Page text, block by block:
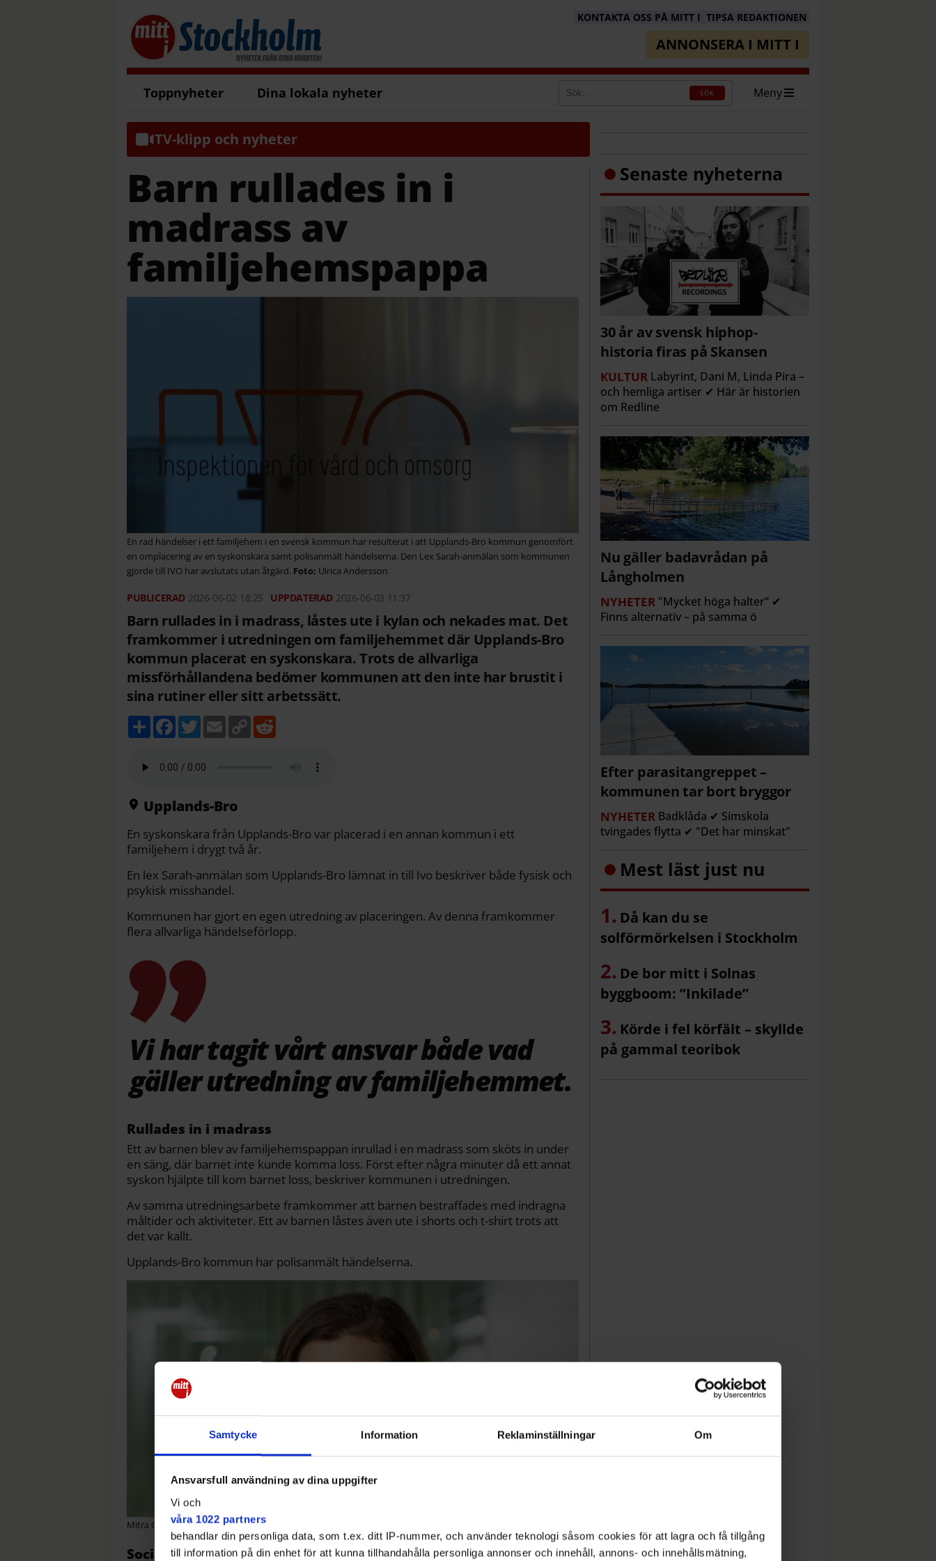
Samtycke Information Reklaminställningar Om
Ansvarsfull användning av dina uppgifter
Vi och
våra 1022 partners
behandlar din personliga data, som t.ex. ditt IP-nummer, och använder teknologi såsom cookies för att lagra och få tillgång
till information på din enhet för att kunna tillhandahålla personliga annonser och innehåll, annons- och innehållsmätning,
KONTAKTA OSS PÅ MITT I TIPSA REDAKTIONEN
ANNONSERA I MITT I
Toppnyheter Dina lokala nyheter SÖK Meny
TV-klipp och nyheter
Barn rullades in i
madrass av
familjehemspappa
En rad händelser i ett familjehem i en svensk kommun har resulterat i att Upplands-Bro kommun genomfört
en omplacering av en syskonskara samt polisanmält händelserna. Den Lex Sarah-anmälan som kommunen
gjorde till IVO har avslutats utan åtgärd.
Ulrica Andersson
2026-06-02 18:25 2026-06-03 11:37
Barn rullades in i madrass, låstes ute i kylan och nekades mat. Det
framkommer i utredningen om familjehemmet där Upplands-Bro
kommun placerat en syskonskara. Trots de allvarliga
missförhållandena bedömer kommunen att den inte har brustit i
sina rutiner eller sitt arbetssätt.
D
e
F
b
T
w
t
E
m
C
o
Upplands-Bro
En syskonskara från Upplands-Bro var placerad i en annan kommun i ett
familjehem i drygt två år.
En lex Sarah-anmälan som Upplands-Bro lämnat in till Ivo beskriver både fysisk och
psykisk misshandel.
Kommunen har gjort en egen utredning av placeringen. Av denna framkommer
flera allvarliga händelseförlopp.
Vi har tagit vårt ansvar både vad
gäller utredning av familjehemmet.
Rullades in i madrass
Ett av barnen blev av familjehemspappan inrullad i en madrass som sköts in under
en säng, där barnet inte kunde komma loss. Först efter några minuter då ett annat
syskon hjälpte till kom barnet loss, beskriver kommunen i utredningen.
Av samma utredningsarbete framkommer att barnen bestraffades med indragna
måltider och aktiviteter. Ett av barnen låstes även ute i shorts och t-shirt trots att
det var kallt.
Upplands-Bro kommun har polisanmält händelserna.
Mitra Ghannad, socialchef, Upplands-Bro kommun
Socialchefen: "Vi har inte brustit"
Senaste nyheterna
30 år av svensk hiphop-
historia firas på Skansen
KULTUR Labyrint, Dani M, Linda Pira –
och hemliga artiser ✔ Här är historien
om Redline
Nu gäller badavrådan på
Långholmen
NYHETER "Mycket höga halter” ✔
Finns alternativ – på samma ö
Efter parasitangreppet –
kommunen tar bort bryggor
NYHETER Badklåda ✔ Simskola
tvingades flytta ✔ "Det har minskat"
Mest läst just nu
Då kan du se
solförmörkelsen i Stockholm
De bor mitt i Solnas
byggboom: ”Inkilade”
Körde i fel körfält – skyllde
på gammal teoribok